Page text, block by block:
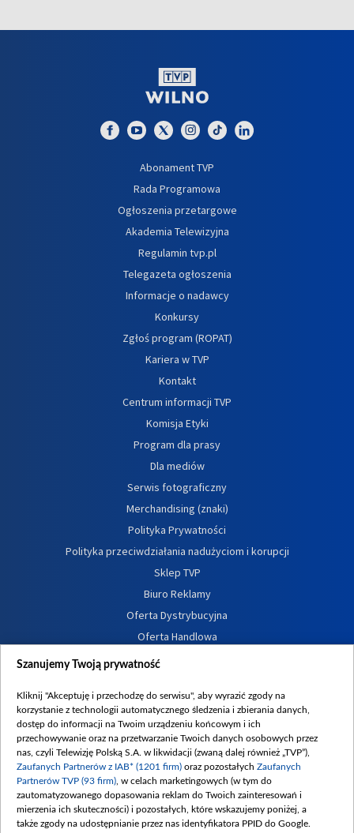
Abonament TVP
Rada Programowa
Ogłoszenia przetargowe
Akademia Telewizyjna
Regulamin tvp.pl
Telegazeta ogłoszenia
Informacje o nadawcy
Konkursy
Zgłoś program (ROPAT)
Kariera w TVP
Kontakt
Centrum informacji TVP
Komisja Etyki
Program dla prasy
Dla mediów
Serwis fotograficzny
Merchandising (znaki)
Polityka Prywatności
Polityka przeciwdziałania nadużyciom i korupcji
Sklep TVP
Biuro Reklamy
Oferta Dystrybucyjna
Oferta Handlowa
Dostępność
Procedura zgłoszeń wewnętrznych
Szanujemy Twoją prywatność
Kliknij "Akceptuję i przechodzę do serwisu", aby wyrazić zgody na
korzystanie z technologii automatycznego śledzenia i zbierania danych,
dostęp do informacji na Twoim urządzeniu końcowym i ich
przechowywanie oraz na przetwarzanie Twoich danych osobowych przez
nas, czyli Telewizję Polską S.A. w likwidacji (zwaną dalej również „TVP”),
Zaufanych Partnerów z IAB* (1201 firm) oraz pozostałych Zaufanych
Partnerów TVP (93 firm) , w celach marketingowych (w tym do
zautomatyzowanego dopasowania reklam do Twoich zainteresowań i
mierzenia ich skuteczności) i pozostałych, które wskazujemy poniżej, a
także zgody na udostępnianie przez nas identyfikatora PPID do Google.